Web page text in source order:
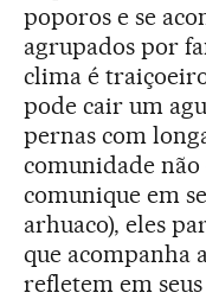
poporos e se
agrupados por
clima é
pode cair um
pernas com
comunidade não
comunique em
arhuaco), eles
que acompanha
refletem em